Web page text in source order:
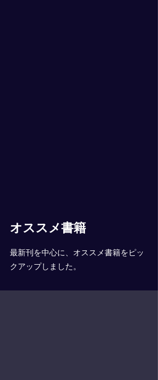
オススメ書籍
最新刊を中心に、オススメ書籍をピッ
クアップしました。